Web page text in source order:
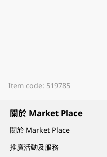
Item code: 519785
關於 Market Place
關於 Market Place
推廣活動及服務